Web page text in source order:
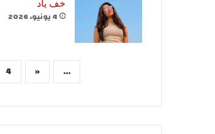
خف ياد
4 يونيو، 2026
...
«
4